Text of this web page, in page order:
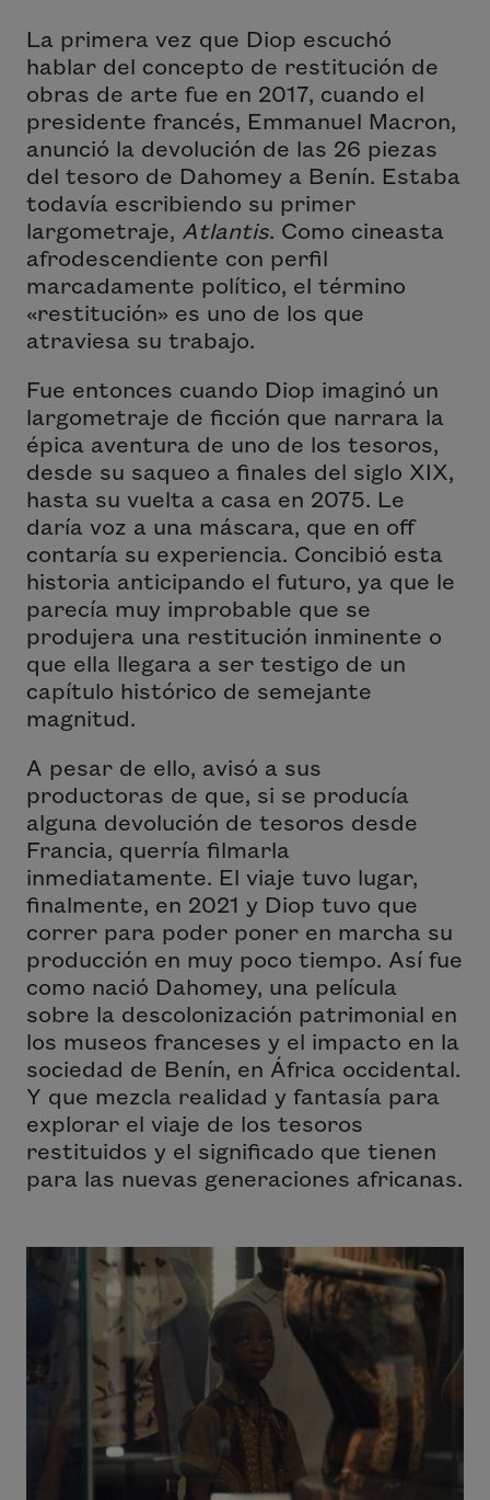
La primera vez que Diop escuchó
hablar del concepto de restitución de
obras de arte fue en 2017, cuando el
presidente francés, Emmanuel Macron,
anunció la devolución de las 26 piezas
del tesoro de Dahomey a Benín. Estaba
todavía escribiendo su primer
largometraje, Atlantis. Como cineasta
afrodescendiente con perfil
marcadamente político, el término
«restitución» es uno de los que
atraviesa su trabajo.
Fue entonces cuando Diop imaginó un
largometraje de ficción que narrara la
épica aventura de uno de los tesoros,
desde su saqueo a finales del siglo XIX,
hasta su vuelta a casa en 2075. Le
daría voz a una máscara, que en off
contaría su experiencia. Concibió esta
historia anticipando el futuro, ya que le
parecía muy improbable que se
produjera una restitución inminente o
que ella llegara a ser testigo de un
capítulo histórico de semejante
magnitud.
A pesar de ello, avisó a sus
productoras de que, si se producía
alguna devolución de tesoros desde
Francia, querría filmarla
inmediatamente. El viaje tuvo lugar,
finalmente, en 2021 y Diop tuvo que
correr para poder poner en marcha su
producción en muy poco tiempo. Así fue
como nació Dahomey, una película
sobre la descolonización patrimonial en
los museos franceses y el impacto en la
sociedad de Benín, en África occidental.
Y que mezcla realidad y fantasía para
explorar el viaje de los tesoros
restituidos y el significado que tienen
para las nuevas generaciones africanas.